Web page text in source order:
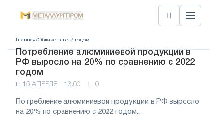
Главная/Облако тегов/ годом
Потребление алюминиевой продукции в
РФ выросло на 20% по сравнению с 2022
годом
15 АПРЕЛЯ - 13:00 0
Потребление алюминиевой продукции в РФ выросло
на 20% по сравнению с 2022 годом...